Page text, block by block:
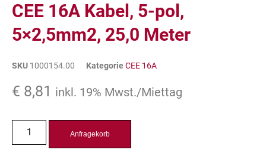
CEE 16A Kabel, 5-pol,
5×2,5mm2, 25,0 Meter
SKU 1000154.00 KategorieCEE 16A
€ 8,81 inkl. 19% Mwst./Miettag
Anfragekorb